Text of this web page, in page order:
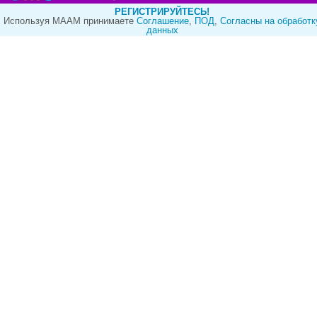
РЕГИСТРИРУЙТЕСЬ!
Используя МААМ принимаете Cоглашение, ПОД, Согласны на
данных